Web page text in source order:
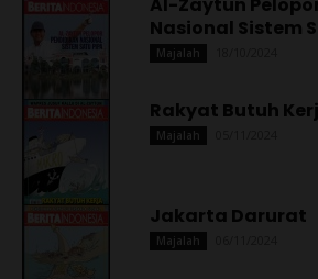
Al-Zaytun
Nasional Sistem
Majalah
Rakyat Butuh
Majalah
Jakarta Darurat
Majalah